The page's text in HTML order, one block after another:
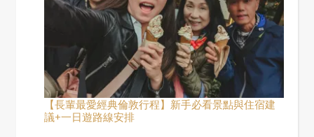
【長輩最愛經典倫敦行程】新手必看景點與住宿建
議+一日遊路線安排